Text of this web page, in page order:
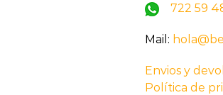
722 59
Mail:
Envios y
Política de